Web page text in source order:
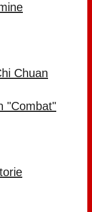
Chuan
"Combat"